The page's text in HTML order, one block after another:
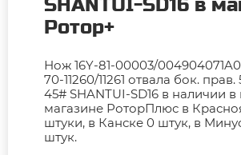
SHANTUI-SD16 в
Ротор+
Нож 16Y-81-00003/
70-11260/11261 отвала бок. прав.
45# SHANTUI-SD16 в наличии в
магазине РоторПлюс в
штуки, в Канске 0 штук, в
штук.